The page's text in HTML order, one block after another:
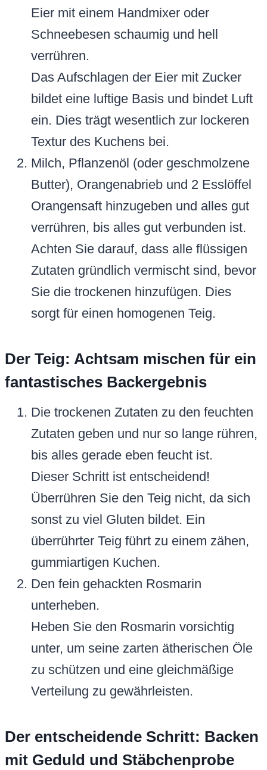
Eier mit einem Handmixer oder
Schneebesen schaumig und hell
verrühren.
Das Aufschlagen der Eier mit Zucker
bildet eine luftige Basis und bindet Luft
ein. Dies trägt wesentlich zur lockeren
Textur des Kuchens bei.
Milch, Pflanzenöl (oder geschmolzene
Butter), Orangenabrieb und 2 Esslöffel
Orangensaft hinzugeben und alles gut
verrühren, bis alles gut verbunden ist.
Achten Sie darauf, dass alle flüssigen
Zutaten gründlich vermischt sind, bevor
Sie die trockenen hinzufügen. Dies
sorgt für einen homogenen Teig.
Der Teig: Achtsam mischen für ein
fantastisches Backergebnis
Die trockenen Zutaten zu den feuchten
Zutaten geben und nur so lange rühren,
bis alles gerade eben feucht ist.
Dieser Schritt ist entscheidend!
Überrühren Sie den Teig nicht, da sich
sonst zu viel Gluten bildet. Ein
überrührter Teig führt zu einem zähen,
gummiartigen Kuchen.
Den fein gehackten Rosmarin
unterheben.
Heben Sie den Rosmarin vorsichtig
unter, um seine zarten ätherischen Öle
zu schützen und eine gleichmäßige
Verteilung zu gewährleisten.
Der entscheidende Schritt: Backen
mit Geduld und Stäbchenprobe